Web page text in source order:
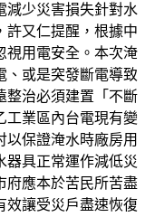
減少災害損失針對水
許又仁提醒，根據中
視用電安全。本次淹
、或是突發斷電導致
整治必須建置「不斷
工業區內台電現有變
以保證淹水時廠房用
器具正常運作減低災
府應本於苦民所苦盡
效讓受災戶盡速恢復